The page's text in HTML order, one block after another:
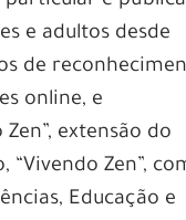
e adultos desde
de
online, e
extensão do
Zen”,
Educação e